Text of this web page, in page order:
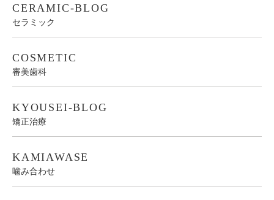
CERAMIC-BLOG
セラミック
COSMETIC
審美歯科
KYOUSEI-BLOG
矯正治療
KAMIAWASE
噛み合わせ